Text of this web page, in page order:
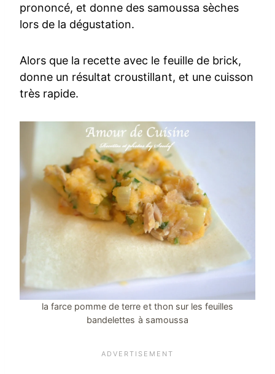
prononcé, et donne des samoussa sèches
lors de la dégustation.
Alors que la recette avec le feuille de brick,
donne un résultat croustillant, et une cuisson
très rapide.
la farce pomme de terre et thon sur les feuilles
bandelettes à samoussa